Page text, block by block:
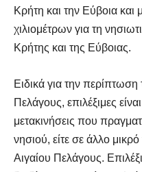
Κρήτη και την Εύβοια και
χιλιομέτρων για τη
Κρήτης και της Εύβοιας.
Ειδικά για την
Πελάγους, επιλέξιμες
μετακινήσεις που
νησιού, είτε σε άλλο μικρό
Αιγαίου Πελάγους.